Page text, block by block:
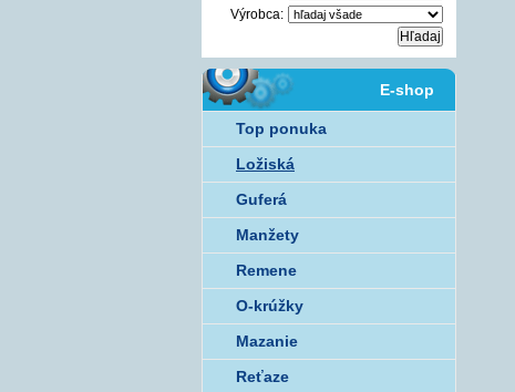
Výrobca:
E-shop
Top ponuka
Ložiská
Guferá
Manžety
Remene
O-krúžky
Mazanie
Reťaze